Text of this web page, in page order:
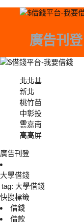
廣告刊登
北北基
新北
桃竹苗
中彰投
雲嘉南
高高屏
廣告刊登
大學借錢
tag: 大學借錢
快搜標籤
借錢
借款